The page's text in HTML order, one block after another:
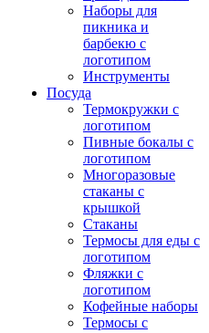
Наборы для
пикника и
барбекю с
логотипом
Инструменты
Посуда
Термокружки с
логотипом
Пивные бокалы с
логотипом
Многоразовые
стаканы с
крышкой
Стаканы
Термосы для еды с
логотипом
Фляжки с
логотипом
Кофейные наборы
Термосы с